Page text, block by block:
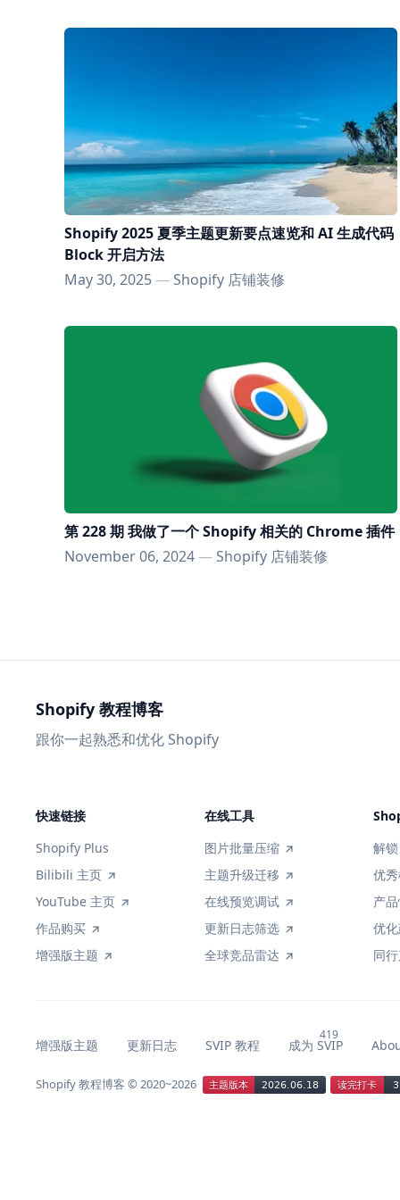
Shopify 2025 夏季主题更新要点速览和 AI 生成代码
Block 开启方法
May 30, 2025—Shopify 店铺装修
第 228 期 我做了一个 Shopify 相关的 Chrome 插件
November 06, 2024—Shopify 店铺装修
Shopify 教程博客
跟你一起熟悉和优化 Shopify
快速链接
Shopify Plus
Bilibili 主页
YouTube 主页
作品购买
增强版主题
在线工具
图片批量压缩
主题升级迁移
在线预览调试
更新日志筛选
全球竞品雷达
解
优
产
优
同
增强版主题 更新日志 SVIP 教程 成为 SVIP
Shopify 教程博客 © 2020~2026